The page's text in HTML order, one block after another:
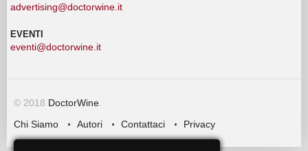
advertising@doctorwine.it
EVENTI
eventi@doctorwine.it
© 2018 DoctorWine
Chi Siamo
Autori Contattaci Privacy